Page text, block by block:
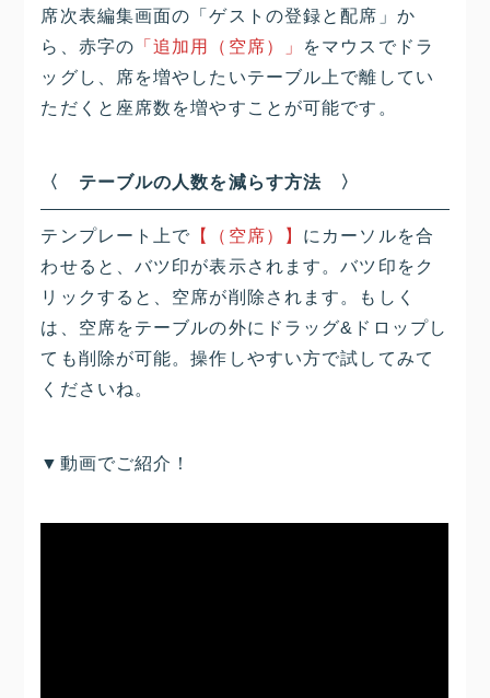
席次表編集画面の「ゲストの登録と配席」か
ら、赤字の 「追加用（空席）」
をマウスでドラ
ッグし、席を増やしたいテーブル上で離してい
ただくと座席数を増やすことが可能です。
〈 テーブルの人数を減らす方法 〉
テンプレート上で 【（空席）】 にカーソルを合
わせると、バツ印が表示されます。バツ印をク
リックすると、空席が削除されます。もしく
は、空席をテーブルの外にドラッグ&ドロップし
ても削除が可能。操作しやすい方で試してみて
くださいね。
▼動画でご紹介！